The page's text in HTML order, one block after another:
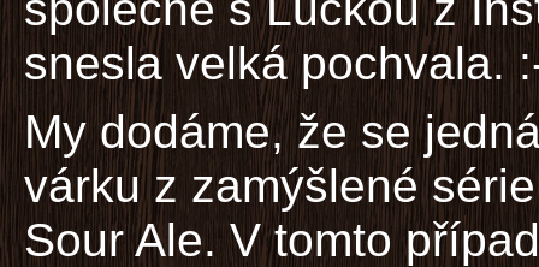
snesla velká pochvala.
My dodáme, že se
várku z zamýšlené
Sour Ale. V tomto